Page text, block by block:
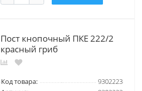
Пост кнопочный ПКЕ 222/2
красный гриб
Код товара:
9302223